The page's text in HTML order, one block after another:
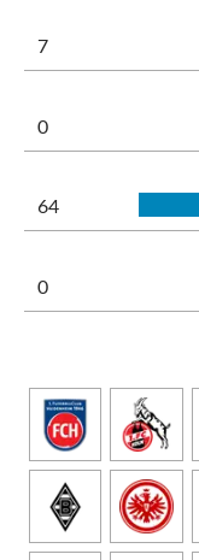
7
0
64
0